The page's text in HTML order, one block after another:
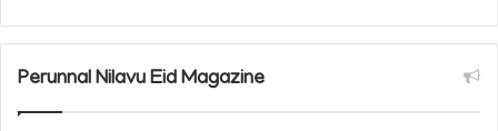
Perunnal Nilavu Eid Magazine